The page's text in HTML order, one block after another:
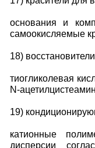
основания и
самоокисляемые
18)
тиогликолевая
N-
19)
катионные
дисперсии